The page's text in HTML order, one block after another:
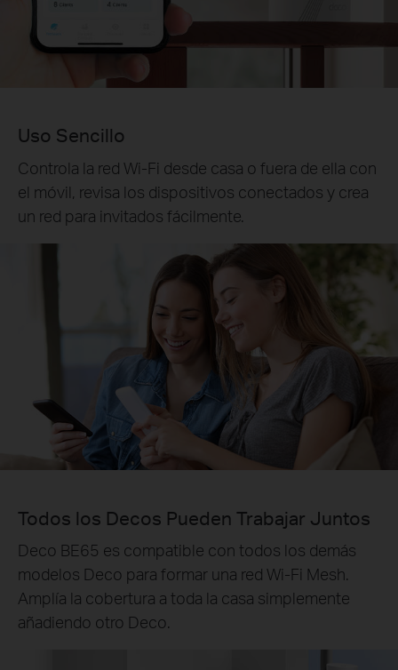
Uso Sencillo
Controla la red Wi-Fi desde casa o fuera de ella con
el móvil, revisa los dispositivos conectados y crea
un red para invitados fácilmente.
Todos los Decos Pueden Trabajar Juntos
Deco BE65 es compatible con todos los demás
modelos Deco para formar una red Wi-Fi Mesh.
Amplía la cobertura a toda la casa simplemente
añadiendo otro Deco.